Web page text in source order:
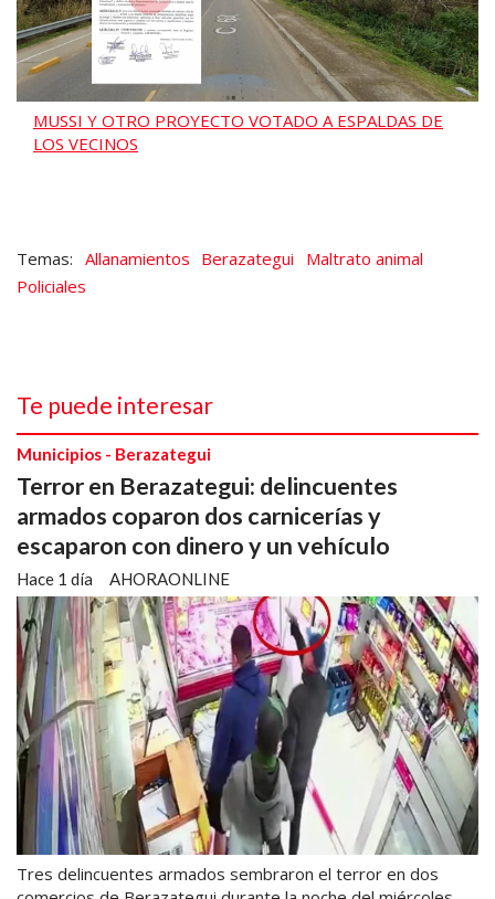
MUSSI Y OTRO PROYECTO VOTADO A ESPALDAS DE
LOS VECINOS
Allanamientos Berazategui
Maltrato animal
Policiales
Te puede interesar
Terror en Berazategui: delincuentes
armados coparon dos carnicerías y
escaparon con dinero y un vehículo
AHORAONLINE
Municipios - Berazategui
Hace 1 día
Tres delincuentes armados sembraron el terror en dos